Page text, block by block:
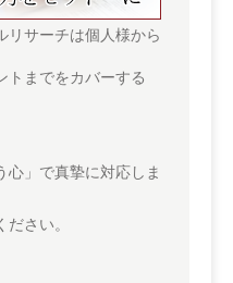
リサーチは個人様から
トまでをカバーする
心」で真摯に対応しま
さい。